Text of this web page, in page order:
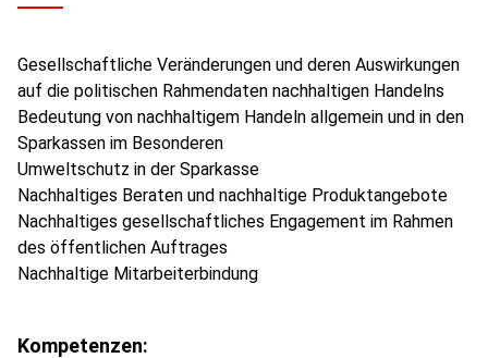
Gesellschaftliche Veränderungen und deren Auswirkungen
auf die politischen Rahmendaten nachhaltigen Handelns
Bedeutung von nachhaltigem Handeln allgemein und in den
Sparkassen im Besonderen
Umweltschutz in der Sparkasse
Nachhaltiges Beraten und nachhaltige Produktangebote
Nachhaltiges gesellschaftliches Engagement im Rahmen
des öffentlichen Auftrages
Nachhaltige Mitarbeiterbindung
Kompetenzen: